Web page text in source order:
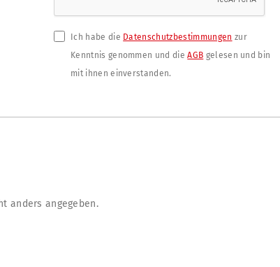
Ich habe die Datenschutzbestimmungen zur
Kenntnis genommen und dieAGB gelesen und bin
mit ihnen einverstanden.
anders angegeben.